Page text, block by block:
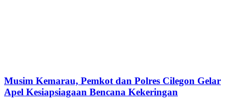
Musim Kemarau, Pemkot dan Polres Cilegon Gelar
Apel Kesiapsiagaan Bencana Kekeringan